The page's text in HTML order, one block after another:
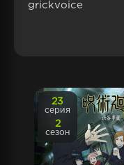
grickvoice
23
серия
2
сезон